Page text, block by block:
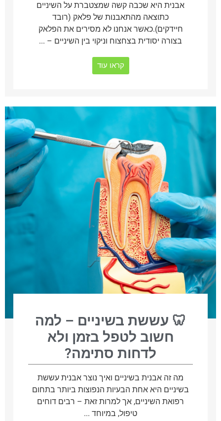
אבנית היא שכבה קשה שמצטברת על השיניים
כתוצאה מהתאבנות של פלאק (רובד
חיידקים).כאשר אנחנו לא מסירים את הפלאק
בצורה יסודית בצחצוח וניקוי בין השיניים – ...
קראו עוד
🦷 עששת בשיניים – למה
חשוב לטפל בזמן ולא
לדחות סתימה?
מה זה אבנית בשיניים ואיך נוצר אבנית עששת
בשיניים היא אחת הבעיות הנפוצות ביותר בתחום
רפואת השיניים, אך למרות זאת – רבים דוחים
טיפול, במיוחד ...